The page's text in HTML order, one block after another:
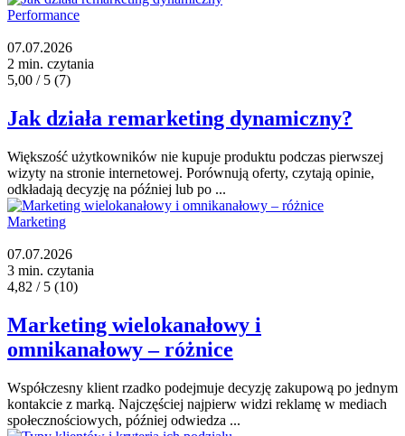
Performance
07.07.2026
2 min. czytania
5,00 / 5 (7)
Jak działa remarketing dynamiczny?
Większość użytkowników nie kupuje produktu podczas pierwszej
wizyty na stronie internetowej. Porównują oferty, czytają opinie,
odkładają decyzję na później lub po ...
Marketing
07.07.2026
3 min. czytania
4,82 / 5 (10)
Marketing wielokanałowy i
omnikanałowy – różnice
Współczesny klient rzadko podejmuje decyzję zakupową po jednym
kontakcie z marką. Najczęściej najpierw widzi reklamę w mediach
społecznościowych, później odwiedza ...